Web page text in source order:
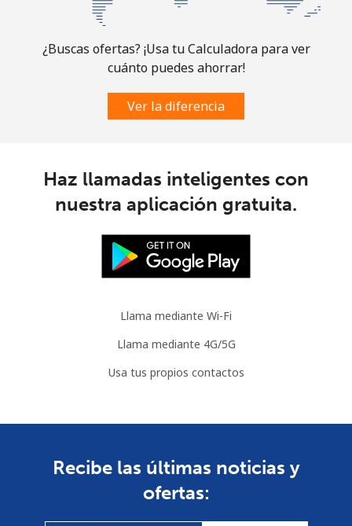
¿Buscas ofertas? ¡Usa tu Calculadora para ver
cuánto puedes ahorrar!
Ver la diferencia
Haz llamadas inteligentes con
nuestra aplicación gratuita.
Llama mediante Wi-Fi
Llama mediante 4G/5G
Usa tus propios contactos
Recibe las últimas noticias y
ofertas: